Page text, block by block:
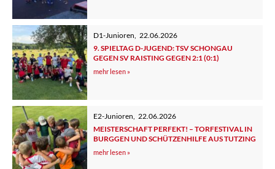
D1-Junioren
22.06.2026
9. SPIELTAG D-JUGEND: TSV SCHONGAU
GEGEN SV RAISTING GEGEN 2:1 (0:1)
mehr lesen »
E2-Junioren, 22.06.2026
MEISTERSCHAFT PERFEKT! – TORFESTIVAL IN
BURGGEN UND SCHÜTZENHILFE AUS TUTZING
mehr lesen »